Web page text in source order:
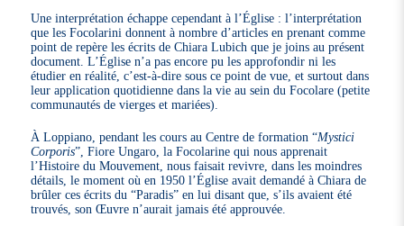
Une interprétation échappe cependant à l’Église : l’interprétation
que les Focolarini donnent à nombre d’articles en prenant comme
point de repère les écrits de Chiara Lubich que je joins au présent
document. L’Église n’a pas encore pu les approfondir ni les
étudier en réalité, c’est-à-dire sous ce point de vue, et surtout dans
leur application quotidienne dans la vie au sein du Focolare (petite
communautés de vierges et mariées).
À Loppiano, pendant les cours au Centre de formation “Mystici
Corporis”, Fiore Ungaro, la Focolarine qui nous apprenait
l’Histoire du Mouvement, nous faisait revivre, dans les moindres
détails, le moment où en 1950 l’Église avait demandé à Chiara de
brûler ces écrits du “Paradis” en lui disant que, s’ils avaient été
trouvés, son Œuvre n’aurait jamais été approuvée.